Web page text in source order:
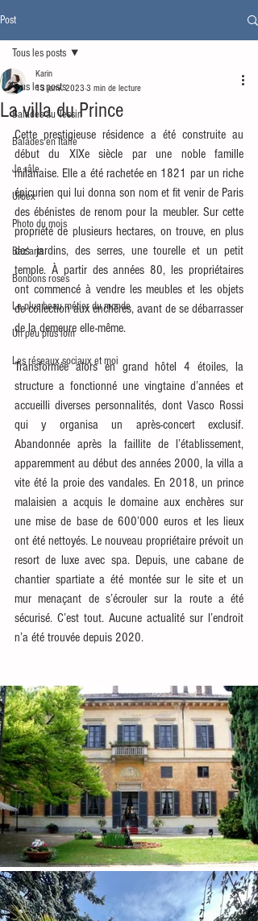
Post
Tous les posts
Balades au Tessin
Balades en Italie
Je râle
Urbex
Photo du mois
Baz'arts
Bonbons roses
Le plus beau métier du monde
Un peu plus loin
Les réseaux sociaux et moi
Tous les posts
La villa du Prince
Karin
13 janv. 2023 3 min de lecture
Cette prestigieuse résidence a été construite au
début du XIXe siècle par une noble famille
milanaise. Elle a été rachetée en 1821 par un riche
épicurien qui lui donna son nom et fit venir de Paris
des ébénistes de renom pour la meubler. Sur cette
propriété de plusieurs hectares, on trouve, en plus
des jardins, des serres, une tourelle et un petit
temple. À partir des années 80, les propriétaires
ont commencé à vendre les meubles et les objets
de collection aux enchères, avant de se débarrasser
de la demeure elle-même.
Transformée alors en grand hôtel 4 étoiles, la
structure a fonctionné une vingtaine d’années et
accueilli diverses personnalités, dont Vasco Rossi
qui y organisa un après-concert exclusif.
Abandonnée après la faillite de l’établissement,
apparemment au début des années 2000, la villa a
vite été la proie des vandales. En 2018, un prince
malaisien a acquis le domaine aux enchères sur
une mise de base de 600’000 euros et les lieux
ont été nettoyés. Le nouveau propriétaire prévoit un
resort de luxe avec spa. Depuis, une cabane de
chantier spartiate a été montée sur le site et un
mur menaçant de s’écrouler sur la route a été
sécurisé. C’est tout. Aucune actualité sur l’endroit
n’a été trouvée depuis 2020.